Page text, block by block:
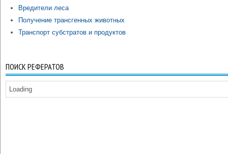
Вредители леса
Получение трансгенных животных
Транспорт субстратов и продуктов
ПОИСК РЕФЕРАТОВ
Loading